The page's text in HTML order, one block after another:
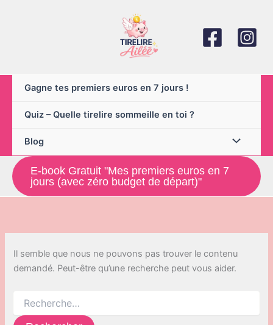
Gagne tes premiers euros en 7 jours !
Quiz – Quelle tirelire sommeille en toi ?
Blog
E-book Gratuit "Mes premiers euros en 7
jours (avec zéro budget de départ)"
Il semble que nous ne pouvons pas trouver le contenu
demandé. Peut-être qu’une recherche peut vous aider.